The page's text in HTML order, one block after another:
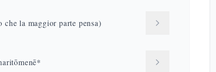
la maggior parte pensa)